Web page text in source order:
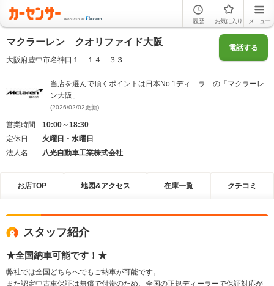
履歴 お気に入り メニュー
マクラーレン クオリファイド大阪
大阪府豊中市名神口１－１４－３３
電話する
当店を選んで頂くポイントは日本No.1ディ－ラ－の「マクラーレ
ン大阪」
(2026/02/02更新)
営業時間
10:00～18:30
定休日
火曜日・水曜日
法人名
八光自動車工業株式会社
お店TOP 地図&アクセス 在庫一覧 クチコミ
スタッフ紹介
★全国納車可能です！★
弊社では全国どちらへでもご納車が可能です。
また認定中古車保証は無償で付帯のため、全国の正規ディーラーで保証対応が